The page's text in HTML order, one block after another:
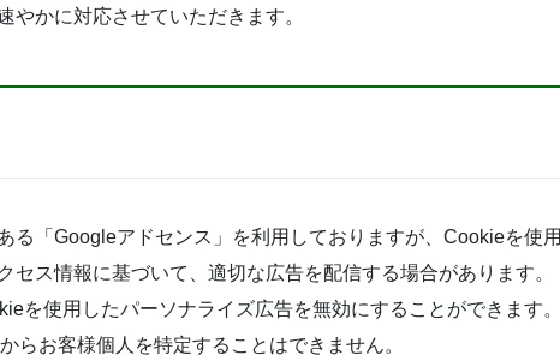
やかに対応させていただきます。
る「Googleアドセンス」を利用しておりますが、Cookieを使用
セス情報に基づいて、適切な広告を配信する場合があります。
を使用したパーソナライズ広告を無効にすることができます。
らお客様個人を特定することはできません。